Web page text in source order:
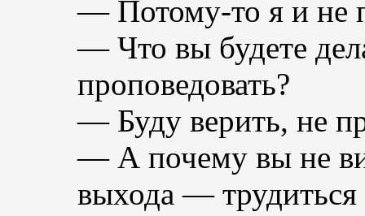
— Потому-то я и не
— Что вы будете
проповедовать?
— Буду верить, не
— А почему вы не
выхода — трудиться